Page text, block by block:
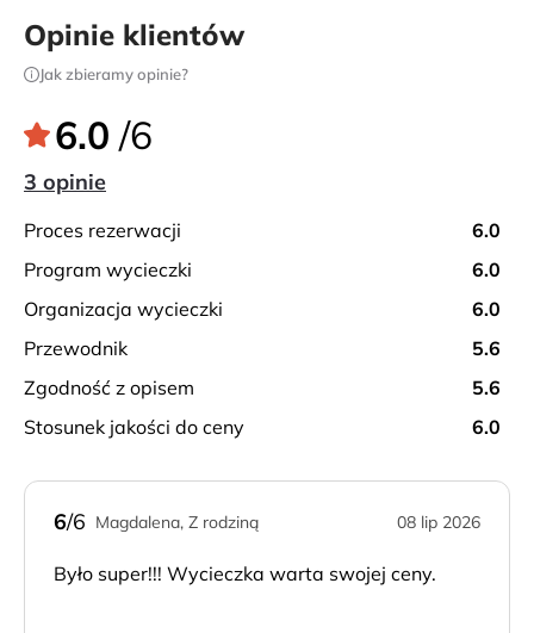
Opinie klientów
Jak zbieramy opinie?
6.0 /6
3 opinie
proces rezerwacji
6.0
program wycieczki
6.0
organizacja wycieczki
6.0
przewodnik
5.6
zgodność z opisem
5.6
stosunek jakości do ceny
6.0
6/6 Magdalena, Z rodziną 08 lip 2026
Było super!!! Wycieczka warta swojej ceny.